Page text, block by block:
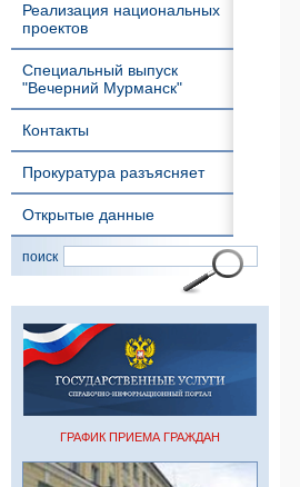
Реализация национальных
проектов
Специальный выпуск
"Вечерний Мурманск"
Контакты
Прокуратура разъясняет
Открытые данные
поиск
ГРАФИК ПРИЕМА ГРАЖДАН